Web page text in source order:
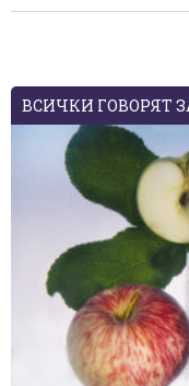
ВСИЧКИ ГОВОРЯТ